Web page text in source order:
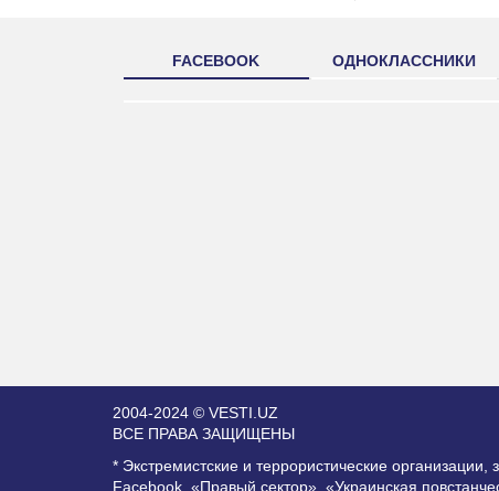
FACEBOOK ОДНОКЛАССНИКИ
2004-2024 © VESTI.UZ
ВСЕ ПРАВА ЗАЩИЩЕНЫ
* Экстремистские и террористические
Facebook, «Правый сектор», «Украинская